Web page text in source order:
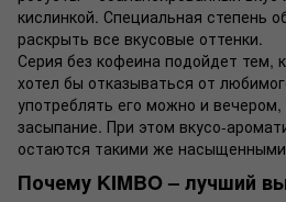
кислинкой. Специальная степень
раскрыть все вкусовые оттенки.
Серия без кофеина подойдет тем,
хотел бы отказываться от
употреблять его можно и вечером,
засыпание. При этом вкусо-
остаются такими же
Почему KIMBO – лучший